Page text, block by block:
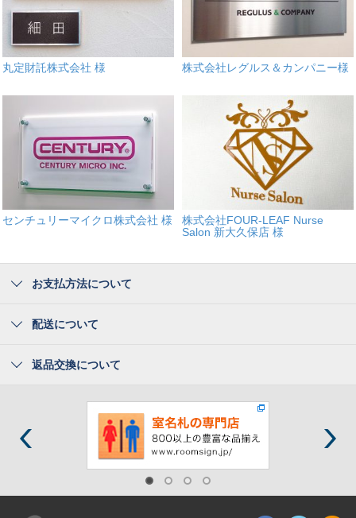
丸定財託株式会社 様 株式会社レグルス＆カンパニー様
センチュリーマイクロ株式会社 様
株式会社FOUR-LEAF Nurse
Salon 新大久保店 様
お支払方法について
配送について
返品交換について